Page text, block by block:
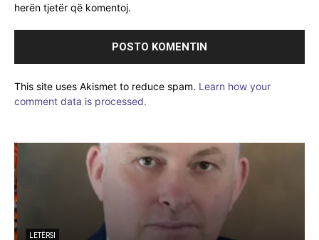
herën tjetër që komentoj.
This site uses Akismet to reduce spam. Learn how your
comment data is processed.
LETËRSI